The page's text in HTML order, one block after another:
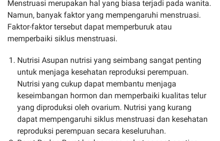
Menstruasi merupakan hal yang biasa terjadi pada wanita.
Namun, banyak faktor yang mempengaruhi menstruasi.
Faktor-faktor tersebut dapat memperburuk atau
memperbaiki siklus menstruasi.
Nutrisi Asupan nutrisi yang seimbang sangat penting
untuk menjaga kesehatan reproduksi perempuan.
Nutrisi yang cukup dapat membantu menjaga
keseimbangan hormon dan memperbaiki kualitas telur
yang diproduksi oleh ovarium. Nutrisi yang kurang
dapat mempengaruhi siklus menstruasi dan kesehatan
reproduksi perempuan secara keseluruhan.